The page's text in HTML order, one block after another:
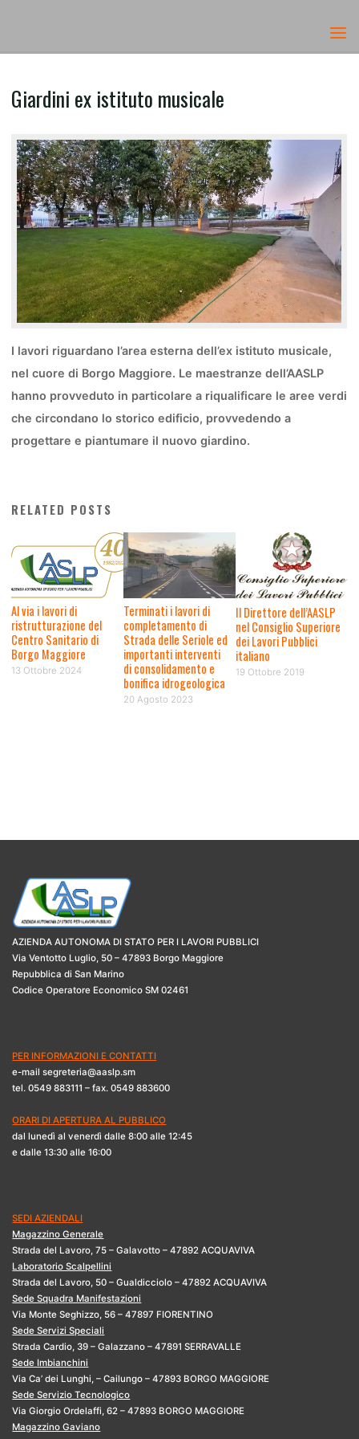
content
Giardini ex istituto musicale
I lavori riguardano l’area esterna dell’ex istituto musicale,
nel cuore di Borgo Maggiore. Le maestranze dell’AASLP
hanno provveduto in particolare a riqualificare le aree verdi
che circondano lo storico edificio, provvedendo a
progettare e piantumare il nuovo giardino.
RELATED POSTS
Al via i lavori di
ristrutturazione del
Centro Sanitario di
Borgo Maggiore
13 Ottobre 2024
Terminati i lavori di
completamento di
Strada delle Seriole ed
importanti interventi
di consolidamento e
bonifica idrogeologica
20 Agosto 2023
Il Direttore dell’AASLP
nel Consiglio Superiore
dei Lavori Pubblici
italiano
19 Ottobre 2019
AZIENDA AUTONOMA DI STATO PER I LAVORI PUBBLICI
Via Ventotto Luglio, 50 – 47893 Borgo Maggiore
Repubblica di San Marino
Codice Operatore Economico SM 02461
PER INFORMAZIONI E CONTATTI
e-mail segreteria@aaslp.sm
tel. 0549 883111 – fax. 0549 883600
ORARI DI APERTURA AL PUBBLICO
dal lunedì al venerdì dalle 8:00 alle 12:45
e dalle 13:30 alle 16:00
SEDI AZIENDALI
Magazzino Generale
Strada del Lavoro, 75 – Galavotto – 47892 ACQUAVIVA
Laboratorio Scalpellini
Strada del Lavoro, 50 – Gualdicciolo – 47892 ACQUAVIVA
Sede Squadra Manifestazioni
Via Monte Seghizzo, 56 – 47897 FIORENTINO
Sede Servizi Speciali
Strada Cardio, 39 – Galazzano – 47891 SERRAVALLE
Sede Imbianchini
Via Ca’ dei Lunghi, – Cailungo – 47893 BORGO MAGGIORE
Sede Servizio Tecnologico
Via Giorgio Ordelaffi, 62 – 47893 BORGO MAGGIORE
Magazzino Gaviano